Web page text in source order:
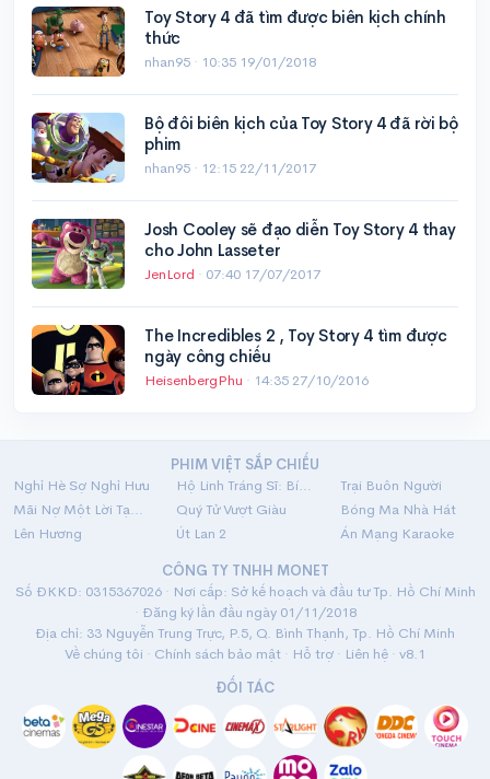
Toy Story 4 đã tìm được biên kịch chính
thức
nhan95 · 10:35 19/01/2018
Bộ đôi biên kịch của Toy Story 4 đã rời bộ
phim
nhan95 · 12:15 22/11/2017
Josh Cooley sẽ đạo diễn Toy Story 4 thay
cho John Lasseter
JenLord · 07:40 17/07/2017
The Incredibles 2 , Toy Story 4 tìm được
ngày công chiếu
HeisenbergPhu · 14:35 27/10/2016
PHIM VIỆT SẮP CHIẾU
Nghỉ Hè Sợ Nghỉ Hưu
Hộ Linh Tráng Sĩ: Bí Ẩn Mộ Vua Đinh
Trại Buôn Người
Mãi Nợ Một Lời Tạm Biệt
Quý Tử Vượt Giàu
Bóng Ma Nhà Hát
Lên Hương
Út Lan 2
Án Mạng Karaoke
CÔNG TY TNHH MONET
Số ĐKKD: 0315367026 · Nơi cấp: Sở kế hoạch và đầu tư Tp. Hồ Chí Minh
· Đăng ký lần đầu ngày 01/11/2018
Địa chỉ: 33 Nguyễn Trung Trực, P.5, Q. Bình Thạnh, Tp. Hồ Chí Minh
Về chúng tôi · Chính sách bảo mật · Hỗ trợ · Liên hệ · v8.1
ĐỐI TÁC